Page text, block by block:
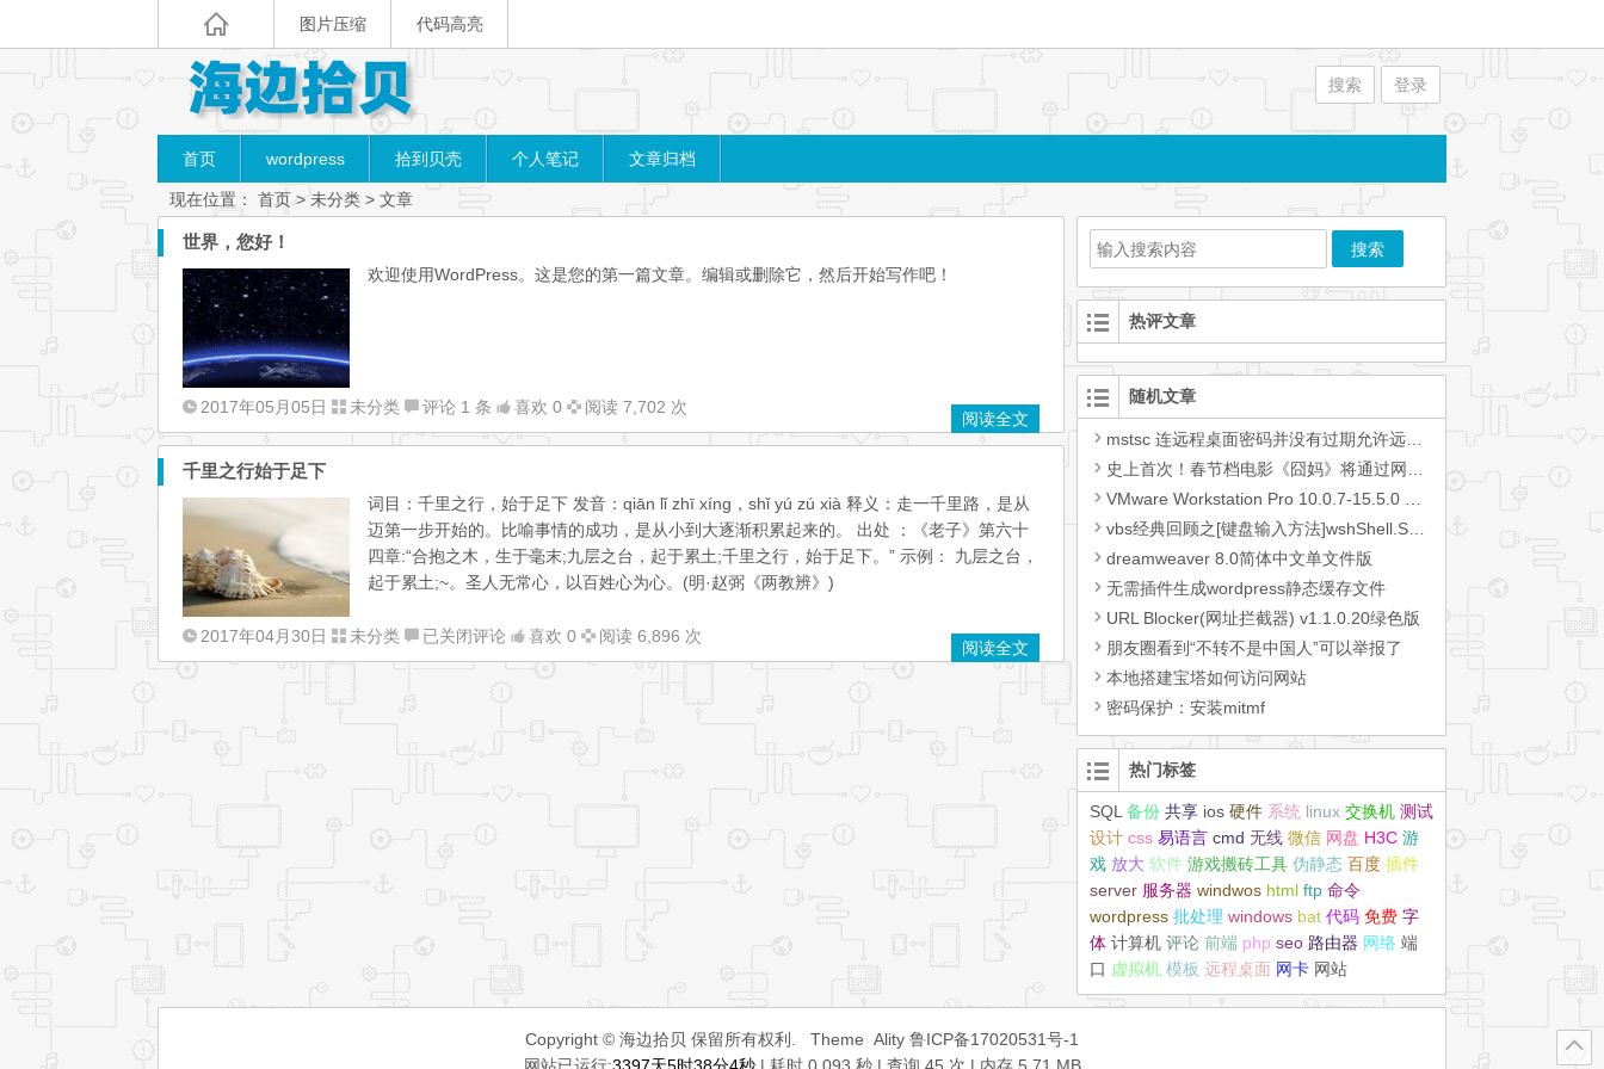
图片压缩 代码高亮
搜索 登录
首页 wordpress 拾到贝壳 个人笔记 文章归档
现在位置： 首页 > 未分类 > 文章
世界，您好！
欢迎使用WordPress。这是您的第一篇文章。编辑或删除它，然后开始写作吧！
2017年05月05日 未分类 评论 1 条 喜欢 0 阅读 7,702 次
阅读全文
千里之行始于足下
词目：千里之行，始于足下 发音：qiān lǐ zhī xíng，shǐ yú zú xià 释义：走一千里路，是从
迈第一步开始的。比喻事情的成功，是从小到大逐渐积累起来的。 出处 ：《老子》第六十
四章:“合抱之木，生于毫末;九层之台，起于累土;千里之行，始于足下。” 示例： 九层之台，
起于累土;~。圣人无常心，以百姓心为心。(明·赵弼《两教辨》)
2017年04月30日 未分类
千
里
已关闭评论 喜欢 0 阅读 6,896 次
阅读全文
热评文章
随机文章
mstsc 连远程桌面密码并没有过期允许远程访问也是打开的状态无法
史上首次！春节档电影《囧妈》将通过网络免费播放 引网友怒赞！
VMware Workstation Pro 10.0.7-15.5.0 各版本
vbs经典回顾之[键盘输入方法]wshShell.SendKeys
dreamweaver 8.0简体中文单文件版
无需插件生成wordpress静态缓存文件
URL Blocker(网址拦截器) v1.1.0.20绿色版
朋友圈看到“不转不是中国人”可以举报了
本地搭建宝塔如何访问网站
密码保护：安装mitmf
热门标签
SQL 备份 共享 ios 硬件 系统 linux 交换机 测试
设计 css 易语言 cmd 无线 微信 网盘 H3C 游
戏 放大 软件 游戏搬砖工具 伪静态 百度 插件
server 服务器 windwos html ftp 命令
wordpress 批处理 windows bat 代码 免费 字
体 计算机 评论 前端 php seo 路由器 网络 端
口 虚拟机 模板 远程桌面 网卡 网站
Copyright © 海边拾贝 保留所有权利. Theme Ality 鲁ICP备17020531号-1